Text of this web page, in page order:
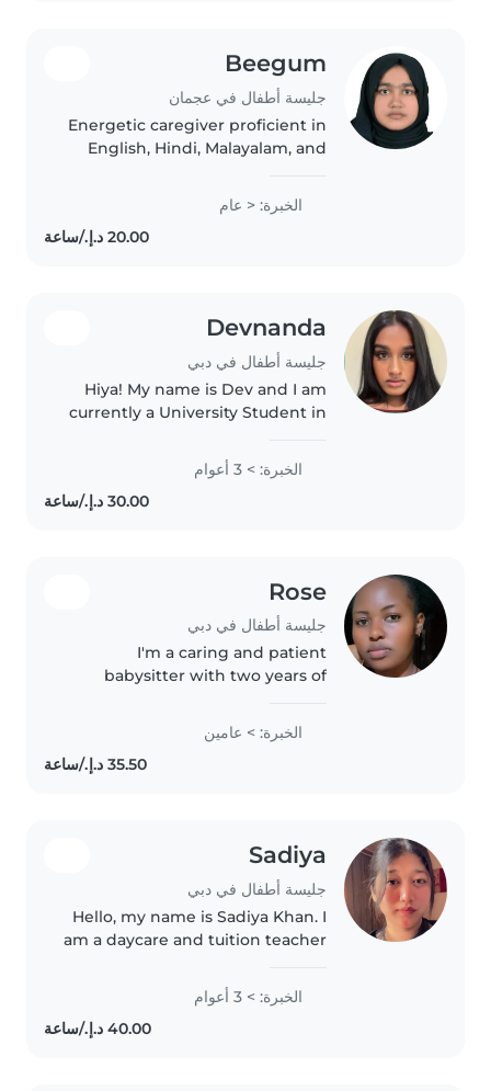
Beegum
جليسة أطفال في عجمان
Energetic caregiver proficient in
English, Hindi, Malayalam, and
activities and music. Passionate
about engaging kids through
reading, games, and crafting...
الخبرة: < عام
Devnanda
جليسة أطفال في دبي
Hiya! My name is Dev and I am
currently a University Student in
time job whilst in Dubai for the
summer. I love working with
kids and have had years..
الخبرة: > 3 أعوام
Rose
جليسة أطفال في دبي
I'm a caring and patient
babysitter with two years of
toddlers and preschoolers. I love
drawing, reading and playing
games with kids. Happy to help
الخبرة: > عامين
Sadiya
جليسة أطفال في دبي
Hello, my name is Sadiya Khan. I
am a daycare and tuition teacher
teach Hindi very well and take
care of children with great
patience, love, and care...
الخبرة: > 3 أعوام